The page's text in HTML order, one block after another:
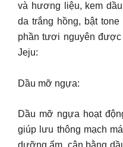
và hương liệu, kem
da trắng hồng, bật
phần tươi nguyên
Jeju:
Dầu mỡ ngựa:
Dầu mỡ ngựa hoạt
giúp lưu thông mạch